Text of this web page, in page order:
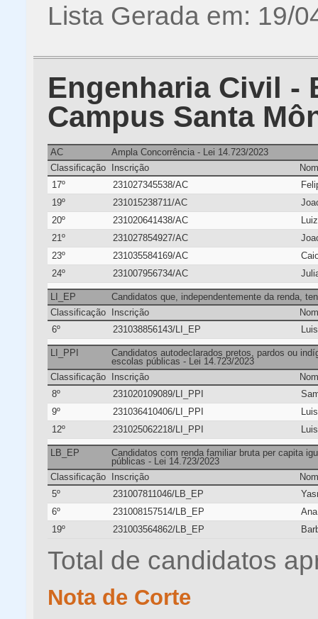
Lista Gerada em: 19/
Engenharia Civil -
Campus Santa
AC
Ampla Concorrência - Lei 14.723/2023
Classificação
Inscrição
17º
231027345538/AC
19º
231015238711/AC
20º
231020641438/AC
21º
231027854927/AC
23º
231035584169/AC
24º
231007956734/AC
LI_EP
Candidatos que, independentemente da renda,
Classificação
Inscrição
6º
231038856143/LI_EP
LI_PPI
Candidatos autodeclarados pretos, pardos ou
escolas públicas - Lei 14.723/2023
Classificação
Inscrição
8º
231020109089/LI_PPI
9º
231036410406/LI_PPI
12º
231025062218/LI_PPI
LB_EP
Candidatos com renda familiar bruta per capita
públicas - Lei 14.723/2023
Classificação
Inscrição
5º
231007811046/LB_EP
6º
231008157514/LB_EP
19º
231003564862/LB_EP
Total de candidatos
Nota de Corte